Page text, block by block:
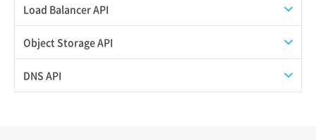
QoSポリシー一覧取得
QoSポリシー詳細取得
サブネット一覧取得
Load Balancer API
プール一覧取得
プール作成
Object Storage API
Web公開
DNS API